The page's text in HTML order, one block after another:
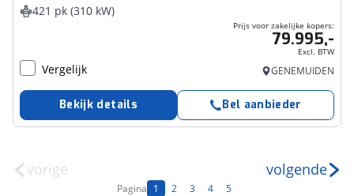
421 pk (310 kW)
Prijs voor zakelijke kopers:
79.995,-
Excl. BTW
Vergelijk GENEMUIDEN
Bekijk details Bel aanbieder
vorige
Pagina 1 2 3 4 5
volgende